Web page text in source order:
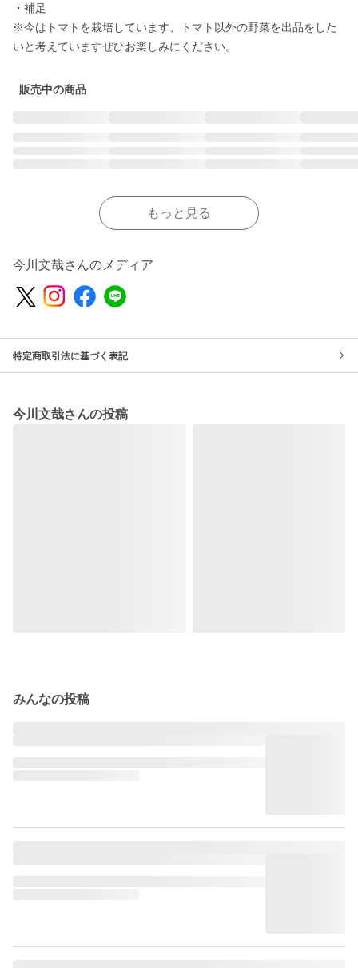
・補足
※今はトマトを栽培しています、トマト以外の野菜を出品をした
販売中の商品
もっと見る
今川文哉さんのメディア
特定商取引法に基づく表記
今川文哉さんの投稿
みんなの投稿